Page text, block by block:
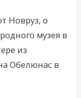
Новруз, о
музея в
из
Обелюнас в